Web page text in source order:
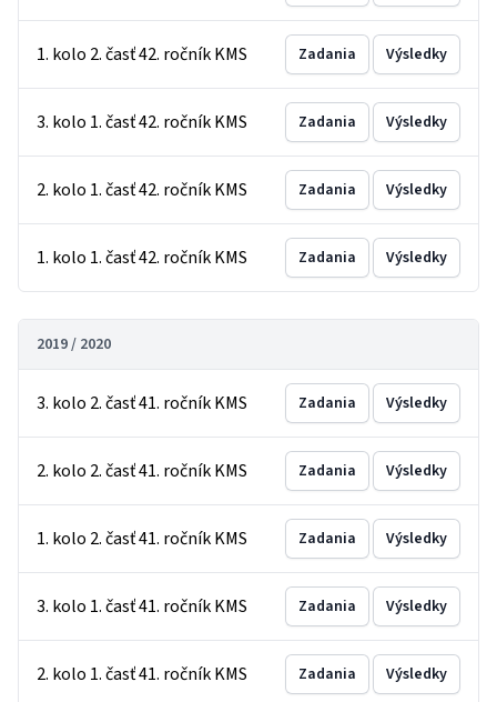
1. kolo 2. časť 42. ročník KMS Zadania Výsledky
3. kolo 1. časť 42. ročník KMS Zadania Výsledky
2. kolo 1. časť 42. ročník KMS Zadania Výsledky
1. kolo 1. časť 42. ročník KMS Zadania Výsledky
2019 / 2020
3. kolo 2. časť 41. ročník KMS Zadania Výsledky
2. kolo 2. časť 41. ročník KMS Zadania Výsledky
1. kolo 2. časť 41. ročník KMS Zadania Výsledky
3. kolo 1. časť 41. ročník KMS Zadania Výsledky
2. kolo 1. časť 41. ročník KMS Zadania Výsledky